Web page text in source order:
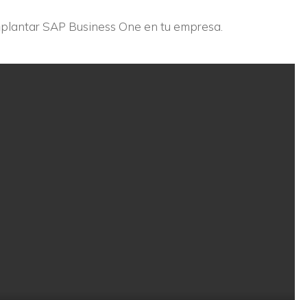
SAP Business One en tu empresa.